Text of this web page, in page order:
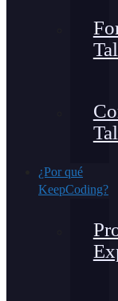
¿Por qué
KeepCoding?